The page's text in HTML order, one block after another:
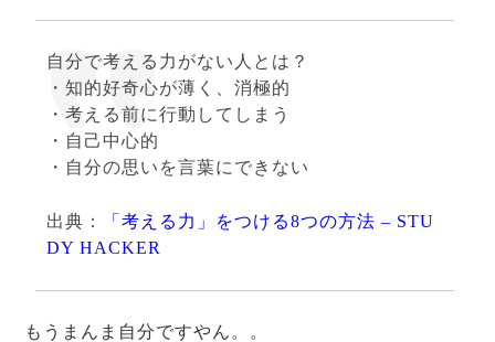
自分で考える力がない人とは？
・知的好奇心が薄く、消極的
・考える前に行動してしまう
・自己中心的
・自分の思いを言葉にできない
出典：
「考える力」をつける8つの方法 – STU
DY HACKER
もうまんま自分ですやん。。